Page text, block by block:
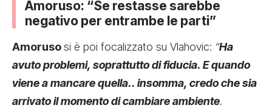
Amoruso: “Se restasse sarebbe
negativo per entrambe le parti”
Amorusosi è poi focalizzato su Vlahovic: “Ha
avuto problemi, soprattutto di fiducia. E quando
viene a mancare quella.. insomma, credo che sia
arrivato il momento di cambiare ambiente.